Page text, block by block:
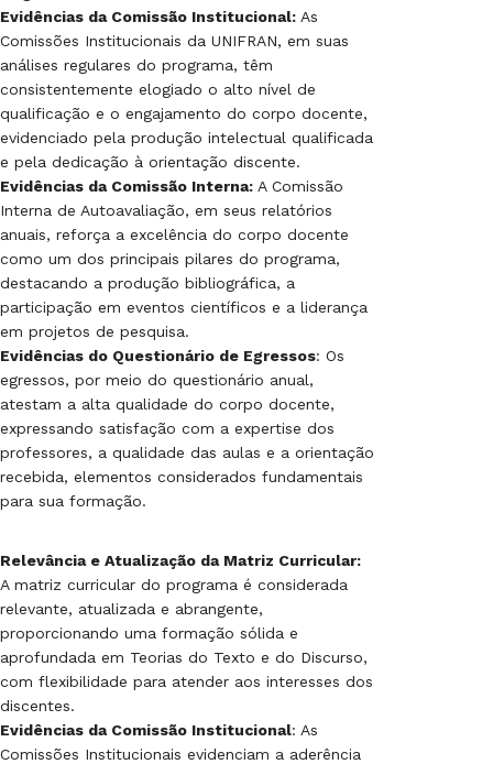
Evidências da Comissão Institucional: As
Comissões Institucionais da UNIFRAN, em suas
análises regulares do programa, têm
consistentemente elogiado o alto nível de
qualificação e o engajamento do corpo docente,
evidenciado pela produção intelectual qualificada
e pela dedicação à orientação discente.
Evidências da Comissão Interna: A Comissão
Interna de Autoavaliação, em seus relatórios
anuais, reforça a excelência do corpo docente
como um dos principais pilares do programa,
destacando a produção bibliográfica, a
participação em eventos científicos e a liderança
em projetos de pesquisa.
Evidências do Questionário de Egressos: Os
egressos, por meio do questionário anual,
atestam a alta qualidade do corpo docente,
expressando satisfação com a expertise dos
professores, a qualidade das aulas e a orientação
recebida, elementos considerados fundamentais
para sua formação.
Relevância e Atualização da Matriz Curricular:
A matriz curricular do programa é considerada
relevante, atualizada e abrangente,
proporcionando uma formação sólida e
aprofundada em Teorias do Texto e do Discurso,
com flexibilidade para atender aos interesses dos
discentes.
Evidências da Comissão Institucional: As
Comissões Institucionais evidenciam a aderência